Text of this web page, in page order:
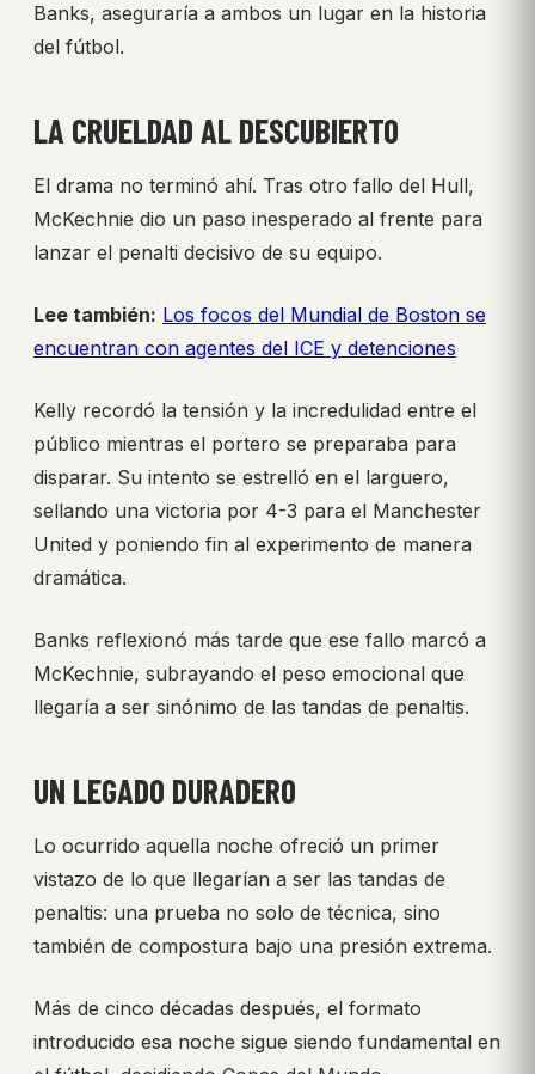
Banks, aseguraría a ambos un lugar en la historia
del fútbol.
LA CRUELDAD AL DESCUBIERTO
El drama no terminó ahí. Tras otro fallo del Hull,
McKechnie dio un paso inesperado al frente para
lanzar el penalti decisivo de su equipo.
Lee también: Los focos del Mundial de Boston se
encuentran con agentes del ICE y detenciones
Kelly recordó la tensión y la incredulidad entre el
público mientras el portero se preparaba para
disparar. Su intento se estrelló en el larguero,
sellando una victoria por 4-3 para el Manchester
United y poniendo fin al experimento de manera
dramática.
Banks reflexionó más tarde que ese fallo marcó a
McKechnie, subrayando el peso emocional que
llegaría a ser sinónimo de las tandas de penaltis.
UN LEGADO DURADERO
Lo ocurrido aquella noche ofreció un primer
vistazo de lo que llegarían a ser las tandas de
penaltis: una prueba no solo de técnica, sino
también de compostura bajo una presión extrema.
Más de cinco décadas después, el formato
introducido esa noche sigue siendo fundamental en